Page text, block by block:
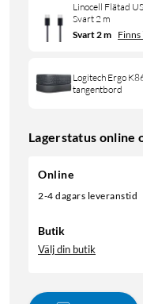
Linocell Flätad
Svart 2 m
Svart 2 m
Logitech Ergo
tangentbord
Lagerstatus online
Online
2-4 dagars leveranstid
Butik
Välj din butik